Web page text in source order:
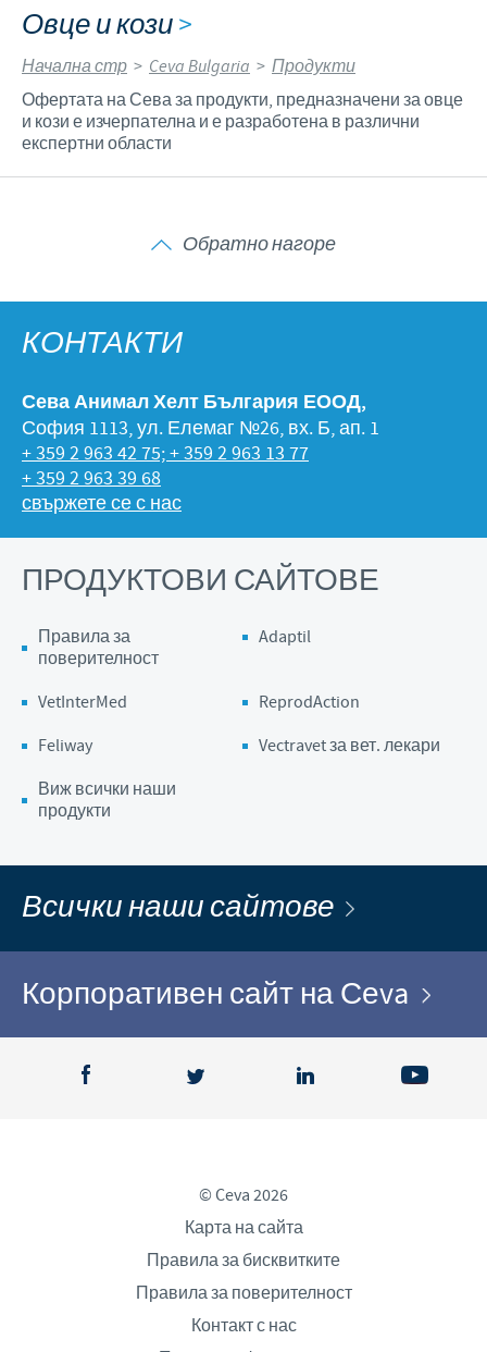
Овце и кози>
Начална стр > Ceva Bulgaria > Продукти
Офертата на Сева за продукти, предназначени за овце
и кози е изчерпателна и е разработена в различни
експертни области
Обратно нагоре
КОНТАКТИ
Сева Анимал Хелт България ЕООД,
София 1113, ул. Елемаг №26, вх. Б, ап. 1
+ 359 2 963 42 75; + 359 2 963 13 77
+ 359 2 963 39 68
свържете се с нас
ПРОДУКТОВИ САЙТОВЕ
Правила за
поверителност
Adaptil
VetInterMed
ReprodAction
Feliway
Vectravet за вет. лекари
Виж всички наши
продукти
Всички наши сайтове
Корпоративен сайт на Сеva
© Ceva 2026
Карта на сайта
Правила за бисквитките
Правила за поверителност
Контакт с нас